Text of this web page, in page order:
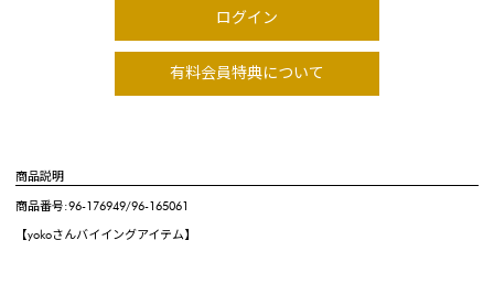
ログイン
有料会員特典について
商品説明
商品番号:96-176949/96-165061
【yokoさんバイイングアイテム】